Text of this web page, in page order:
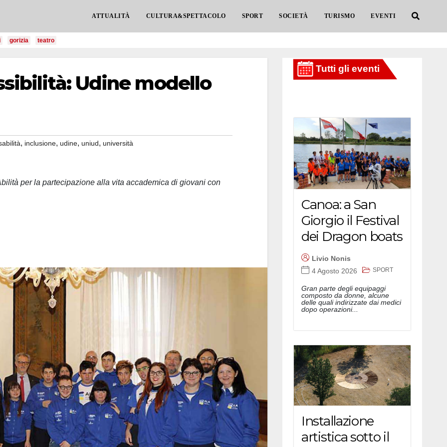
ATTUALITÀ CULTURA&SPETTACOLO SPORT SOCIETÀ TURISMO EVENTI
gorizia teatro
Udine modello
, inclusione, udine, uniud, università
per la partecipazione alla vita accademica di giovani con
Canoa: a San
Giorgio il Festival
dei Dragon boats
Livio Nonis
4 Agosto 2026
SPORT
Gran parte degli equipaggi
composto da donne, alcune
delle quali indirizzate dai medici
dopo operazioni...
Installazione
artistica sotto il